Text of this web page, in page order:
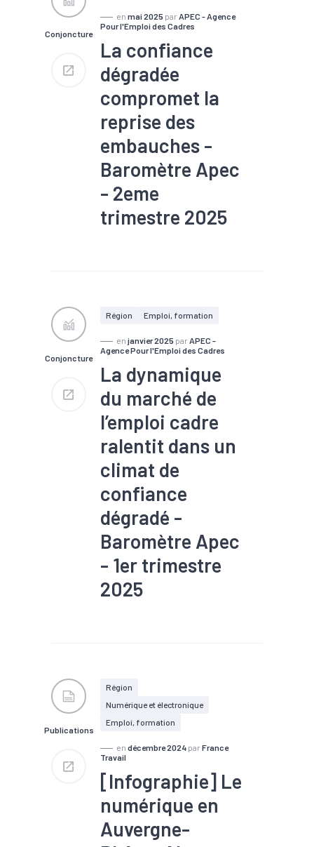
Conjoncture
en mai 2025 par APEC - Agence
Pour l'Emploi des Cadres
La confiance
dégradée
compromet la
reprise des
embauches -
Baromètre Apec
- 2eme
trimestre 2025
#Recrutement
#Services
Conjoncture
Région Emploi, formation
en janvier 2025 par APEC -
Agence Pour l'Emploi des Cadres
La dynamique
du marché de
l’emploi cadre
ralentit dans un
climat de
confiance
dégradé -
Baromètre Apec
- 1er trimestre
2025
#Recrutement
Publications
Région
Numérique et électronique
Emploi, formation
en décembre 2024 par France
Travail
[Infographie] Le
numérique en
Auvergne-